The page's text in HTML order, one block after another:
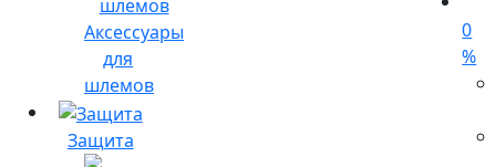
Аксессуары
для
шлемов
Защита
0
%